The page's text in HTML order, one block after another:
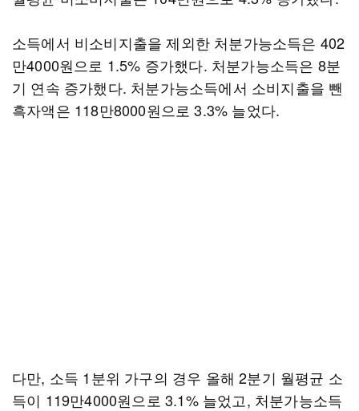
소득에서 비소비지출을 제외한 처분가능소득은 402
만4000원으로 1.5% 증가했다. 처분가능소득은 8분
기 연속 증가했다. 처분가능소득에서 소비지출을 뺀
흑자액은 118만8000원으로 3.3% 늘었다.
다만, 소득 1분위 가구의 경우 올해 2분기 월평균 소
득이 119만4000원으로 3.1% 늘었고, 처분가능소득